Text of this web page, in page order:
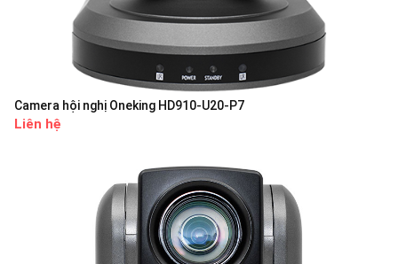
Camera hội nghị Oneking HD910-U20-P7
Liên hệ